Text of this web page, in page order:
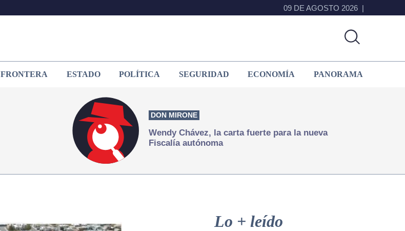
09 DE AGOSTO 2026
FRONTERA ESTADO POLÍTICA SEGURIDAD ECONOMÍA PANORAMA
DON MIRONE
Wendy Chávez, la carta fuerte para la nueva
Fiscalía autónoma
Sidebar
Lo + leído